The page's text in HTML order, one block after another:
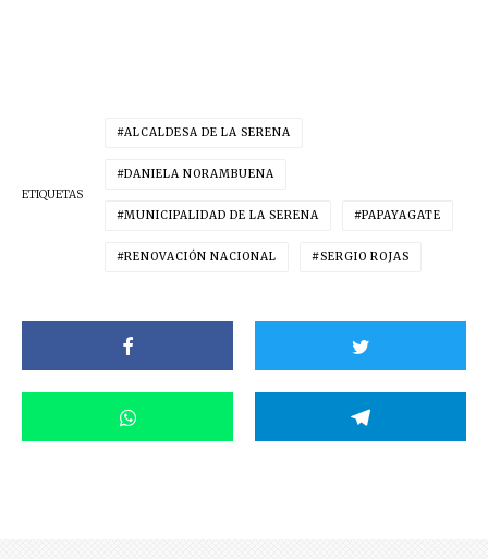
ETIQUETAS
ALCALDESA DE LA SERENA
DANIELA NORAMBUENA
MUNICIPALIDAD DE LA SERENA PAPAYAGATE
RENOVACIÓN NACIONAL SERGIO ROJAS